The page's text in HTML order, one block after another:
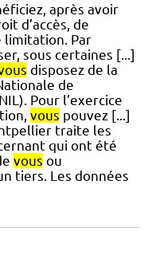
après avoir
d’accès, de
limitation. Par
sous certaines [...]
disposez de la
de
Pour l’exercice
vous pouvez [...]
traite les
qui ont été
vous ou
tiers. Les données